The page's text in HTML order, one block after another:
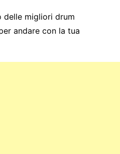
delle migliori drum
andare con la tua